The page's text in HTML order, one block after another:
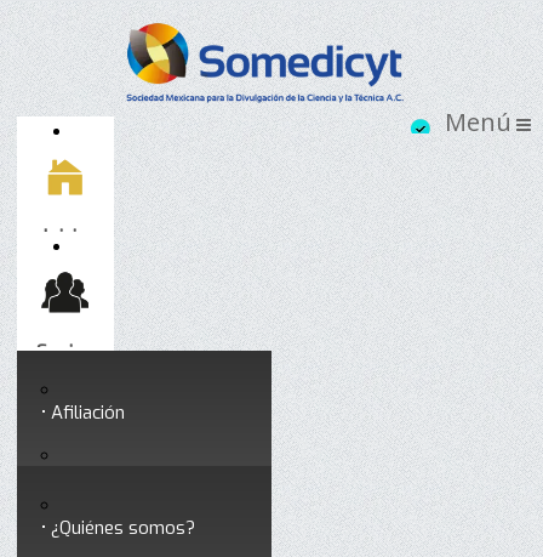
Inicio
Socios
Afiliación
Testimonios
Somedicyt
¿Quiénes somos?